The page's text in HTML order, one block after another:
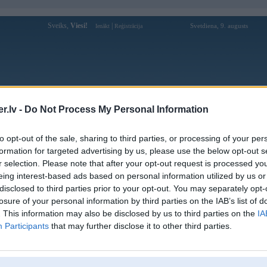
- Do Not Process My Personal Information
opt-out of the sale, sharing to third parties, or processing of your
for targeted advertising by us, please use the below opt-out
selection. Please note that after your opt-out request is processed
interest-based ads based on personal information utilized by us
to third parties prior to your opt-out. You may separately
of your personal information by third parties on the IAB’s list of
This information may also be disclosed by us to third parties on the
Participants that may further disclose it to other third parties.
Sveiks, Viesi! Ienākt Reģistrācija Svetdiena, 9. augusts
Forums Galerijas Reģistrācija Lietotāji
Lietotāja Hrjum profils
Pēdējo reizi manīts: 08. Jan 2026, 15:28
Lietotājvārds:
Hrjum
Braucu ar:
Kulbu
Ziņojumi forumā:
[Pēdējie ziņojumi forumā]